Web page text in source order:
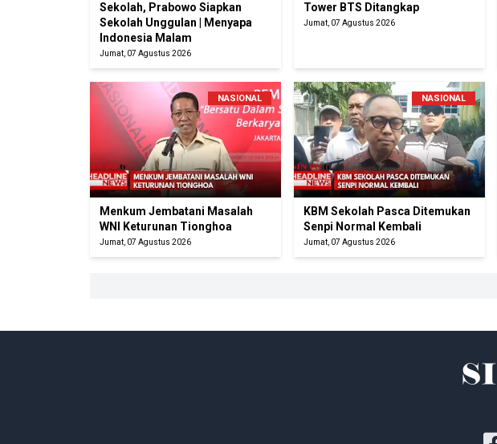
Sekolah, Prabowo Siapkan
Sekolah Unggulan | Menyapa
Indonesia Malam
Jumat, 07 Agustus 2026
Tower BTS Ditangkap
Jumat, 07 Agustus 2026
NASIONAL
Menkum Jembatani Masalah
WNI Keturunan Tionghoa
Jumat, 07 Agustus 2026
NASIONAL
KBM Sekolah Pasca Ditemukan
Senpi Normal Kembali
Jumat, 07 Agustus 2026